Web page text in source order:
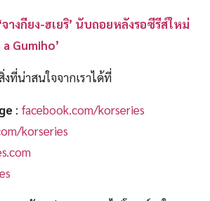
างกียง-ฮเยริ’ นับถอยหลังรอซีรีส์ใหม่
Gumiho’
ที่น่าสนใจจากเราได้ที่
: facebook.com/korseries
korseries